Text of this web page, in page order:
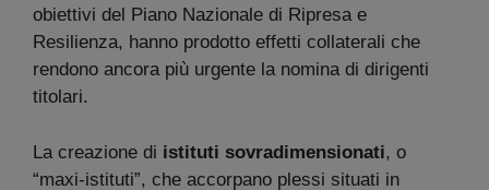
obiettivi del Piano Nazionale di Ripresa e
Resilienza, hanno prodotto effetti collaterali che
rendono ancora più urgente la nomina di dirigenti
titolari.
La creazione di istituti sovradimensionati, o
“maxi-istituti”, che accorpano plessi situati in